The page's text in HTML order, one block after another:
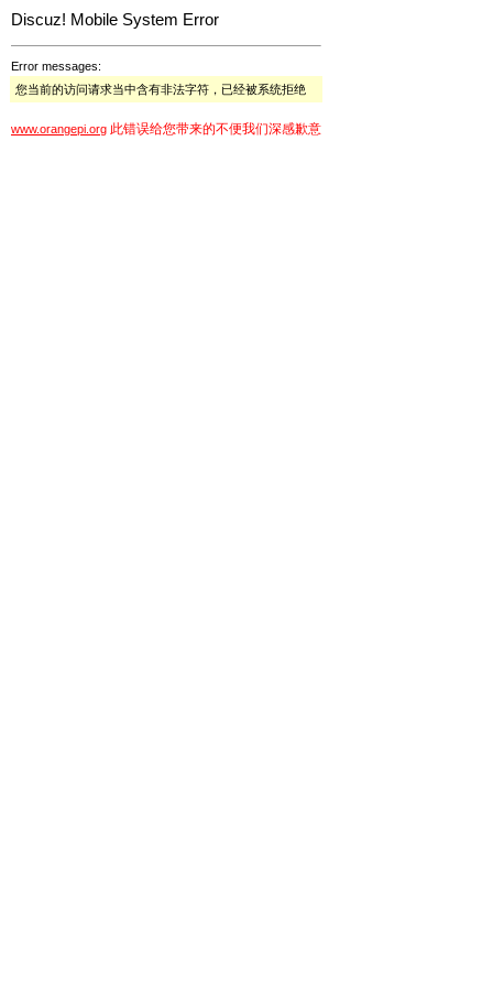
Discuz! Mobile System Error
Error messages:
您当前的访问请求当中含有非法字符，已经被系统拒绝
www.orangepi.org 此错误给您带来的不便我们深感歉意